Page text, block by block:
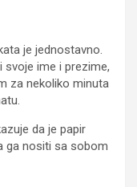
je jednostavno.
svoje ime i prezime,
za nekoliko minuta
da je papir
ga nositi sa sobom